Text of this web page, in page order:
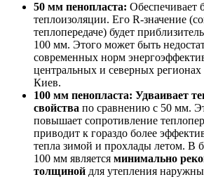
50 мм пенопласта: Обеспечивает
теплоизоляции. Его R-значение
теплопередаче) будет
100 мм. Этого может быть
современных норм
центральных и северных
Киев.
100 мм пенопласта: Удваивает
свойства по сравнению с 50 мм.
повышает сопротивление
приводит к гораздо более
тепла зимой и прохлады летом. В
100 мм является минимально
толщиной для утепления